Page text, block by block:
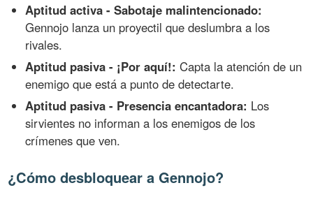
Aptitud activa - Sabotaje malintencionado:
Gennojo lanza un proyectil que deslumbra a los
rivales.
Aptitud pasiva - ¡Por aquí!: Capta la atención de un
enemigo que está a punto de detectarte.
Aptitud pasiva - Presencia encantadora: Los
sirvientes no informan a los enemigos de los
crímenes que ven.
¿Cómo desbloquear a Gennojo?